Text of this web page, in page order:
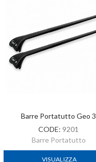
Barre Portatutto Geo 3
CODE: 9201
Barre Portatutto
VISUALIZZA